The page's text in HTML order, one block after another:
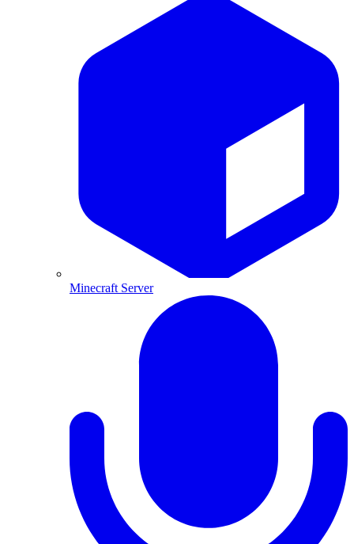
Minecraft Server